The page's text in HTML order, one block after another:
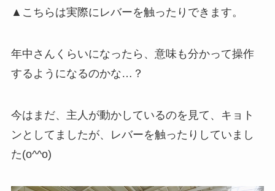
▲こちらは実際にレバーを触ったりできます。
年中さんくらいになったら、意味も分かって操作
するようになるのかな…？
今はまだ、主人が動かしているのを見て、キョト
ンとしてましたが、レバーを触ったりしていまし
た(o^^o)